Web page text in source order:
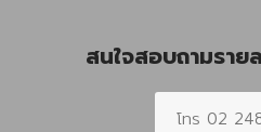
สนใจสอบถามราย
โทร 02